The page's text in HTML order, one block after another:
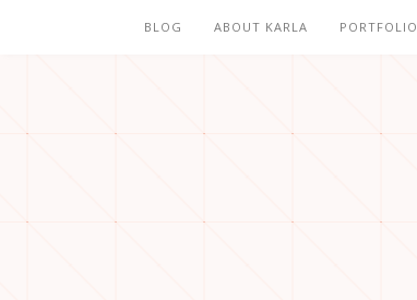
BLOG ABOUT KARLA PORTFOLIO